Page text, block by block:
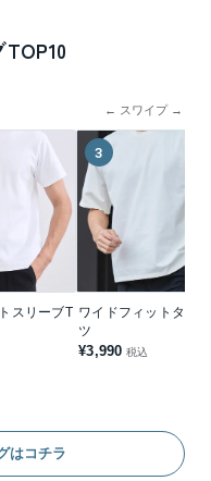
← スワイプ →
スリーブT
3
ワイドフィットタフT
ツ
¥3,990 税込
はコチラ